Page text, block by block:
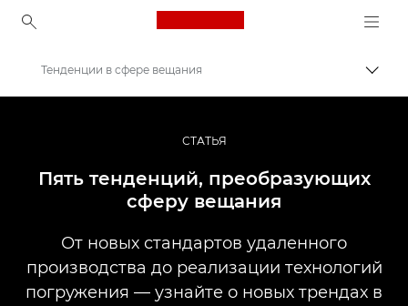
Canon Logo, back to
Профессиональная фото- и видеосъемка
Истории
Тенденции в сфере вещания
СТАТЬЯ
Пять тенденций, преобразующих
сферу вещания
От новых стандартов удаленного
производства до реализации технологий
погружения — узнайте о новых трендах в